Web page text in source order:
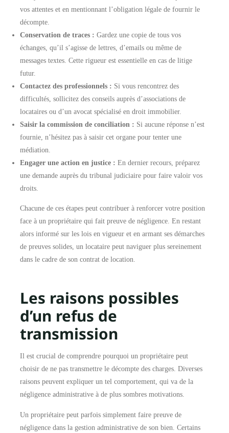
vos attentes et en mentionnant l’obligation légale de fournir le
décompte.
Conservation de traces : Gardez une copie de tous vos
échanges, qu’il s’agisse de lettres, d’emails ou même de
messages textes. Cette rigueur est essentielle en cas de litige
futur.
Contactez des professionnels : Si vous rencontrez des
difficultés, sollicitez des conseils auprès d’associations de
locataires ou d’un avocat spécialisé en droit immobilier.
Saisir la commission de conciliation : Si aucune réponse n’est
fournie, n’hésitez pas à saisir cet organe pour tenter une
médiation.
Engager une action en justice : En dernier recours, préparez
une demande auprès du tribunal judiciaire pour faire valoir vos
droits.
Chacune de ces étapes peut contribuer à renforcer votre position
face à un propriétaire qui fait preuve de négligence. En restant
alors informé sur les lois en vigueur et en armant ses démarches
de preuves solides, un locataire peut naviguer plus sereinement
dans le cadre de son contrat de location.
Les raisons possibles
d’un refus de
transmission
Il est crucial de comprendre pourquoi un propriétaire peut
choisir de ne pas transmettre le décompte des charges. Diverses
raisons peuvent expliquer un tel comportement, qui va de la
négligence administrative à de plus sombres motivations.
Un propriétaire peut parfois simplement faire preuve de
négligence dans la gestion administrative de son bien. Certains